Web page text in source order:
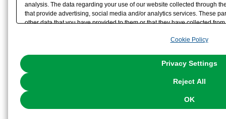
analysis. The data regarding your use of our website collected through
that provide advertising, social media and/or analytics services. These
other data that you have provided to them or that they have collected
the use of all Cookies except for Strictly Necessary Cookies, please
You can change your consent or rejection settings at any time via
Cookie Policy
Privacy Settings
Reject All
OK